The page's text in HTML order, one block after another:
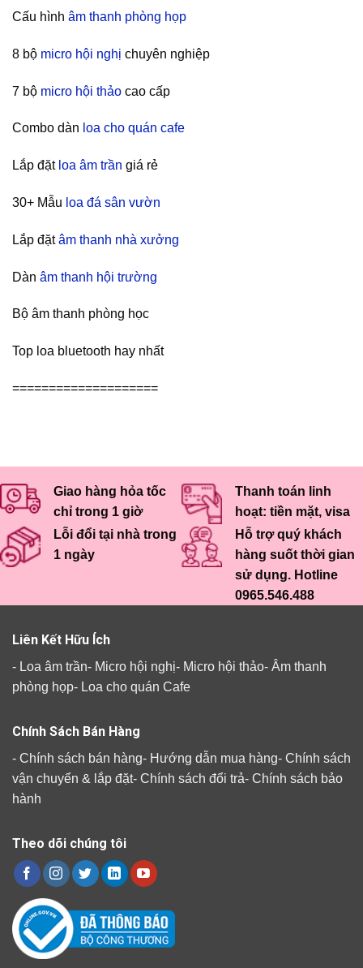
Cấu hình âm thanh phòng họp
8 bộ micro hội nghị chuyên nghiệp
7 bộ micro hội thảo cao cấp
Combo dàn loa cho quán cafe
Lắp đặt loa âm trần giá rẻ
30+ Mẫu loa đá sân vườn
Lắp đặtâm thanh nhà xưởng
Dàn âm thanh hội trường
Bộ âm thanh phòng học
Top loa bluetooth hay nhất
====================
Giao hàng hỏa tốc
chỉ trong 1 giờ
Thanh toán linh
hoạt: tiền mặt, visa
Lỗi đổi tại nhà trong
1 ngày
Hỗ trợ quý khách
hàng suốt thời gian
sử dụng. Hotline
0965.546.488
Liên Kết Hữu Ích
- Loa âm trần- Micro hội nghị- Micro hội thảo- Âm thanh
phòng họp- Loa cho quán Cafe
Chính Sách Bán Hàng
- Chính sách bán hàng- Hướng dẫn mua hàng- Chính sách
vận chuyển & lắp đặt- Chính sách đổi trả- Chính sách bảo
hành
Theo dõi chúng tôi